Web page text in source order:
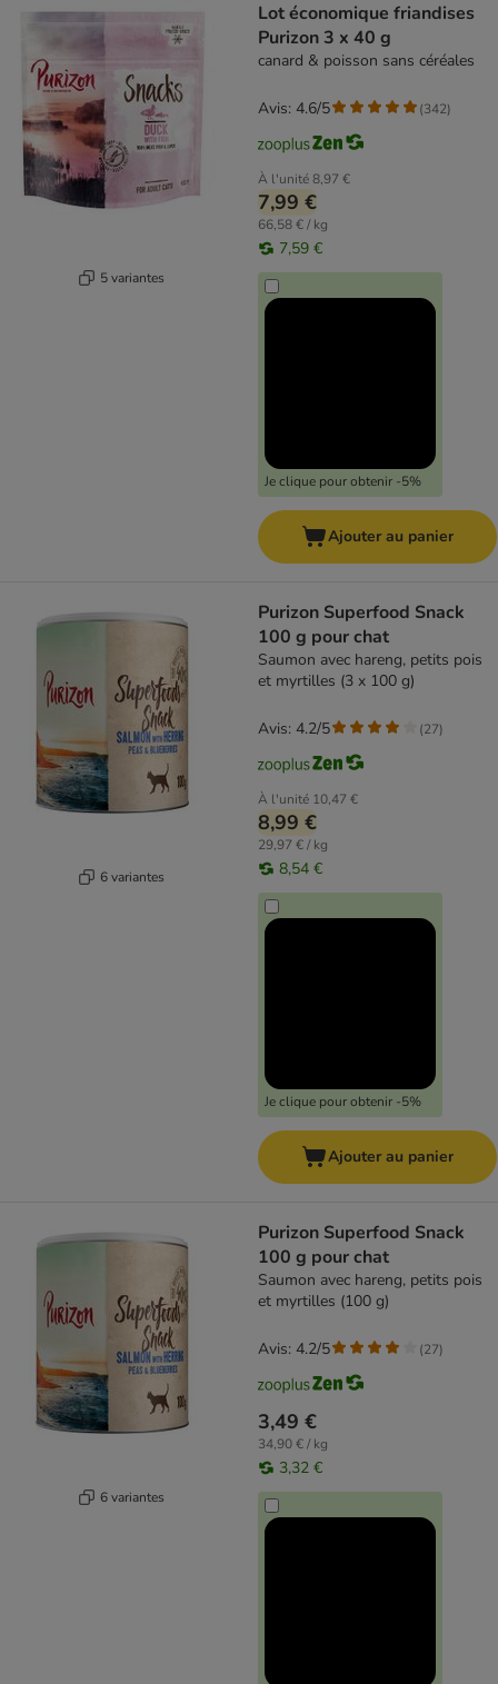
5 variantes
Lot économique friandises
Purizon 3 x 40 g
canard & poisson sans céréales
À l'unité8,97 €
7,99 €
66,58 € / kg
7,59 €
Je clique pour obtenir -5%
Avis: 4.6/5 (342)
Ajouter au panier
6 variantes
Purizon Superfood Snack
100 g pour chat
Saumon avec hareng, petits pois
et myrtilles (3 x 100 g)
À l'unité 10,47 €
8,99 €
29,97 € / kg
8,54 €
Je clique pour obtenir -5%
Avis: 4.2/5 (27)
Ajouter au panier
6 variantes
Purizon Superfood Snack
100 g pour chat
Saumon avec hareng, petits pois
et myrtilles (100 g)
3,49 €
34,90 € / kg
3,32 €
Avis: 4.2/5 (27)